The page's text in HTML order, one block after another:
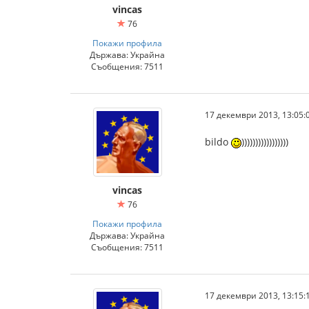
vincas
76
Покажи профила
Държава: Украйна
Съобщения: 7511
vincas
76
Покажи профила
Държава: Украйна
Съобщения: 7511
17 декември 2013,
bildo )))))))))))))))))
17 декември 2013,